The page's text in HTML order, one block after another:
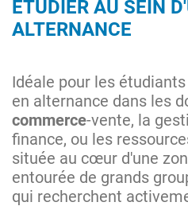
ÉTUDIER AU SEIN
ALTERNANCE
Idéale pour les
en alternance dans les
commerce-vente, la
finance, ou les
située au cœur d'une
entourée de grands
qui recherchent